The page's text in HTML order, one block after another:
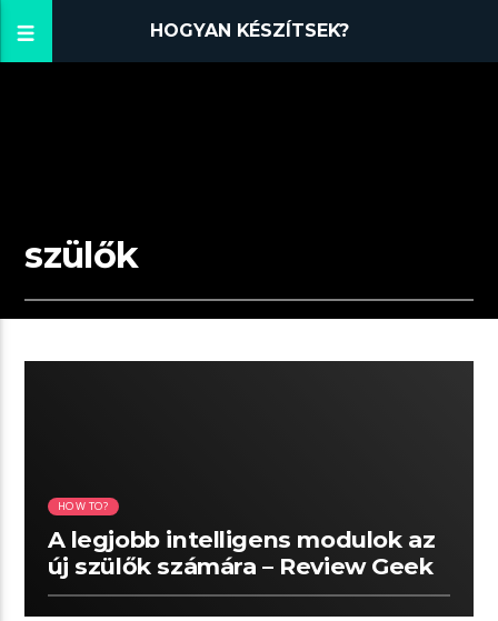
HOGYAN KÉSZÍTSEK?
szülők
HOW TO?
A legjobb intelligens modulok az
új szülők számára – Review Geek